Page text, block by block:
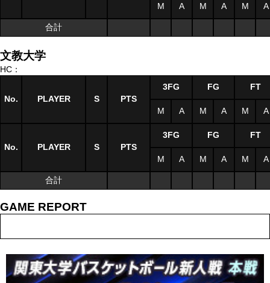
M A M A M A
合計
文教大学
HC：
No. PLAYER S PTS
3FG FG FT
M A M A M A
No. PLAYER S PTS
3FG FG FT
M A M A M A
合計
GAME REPORT